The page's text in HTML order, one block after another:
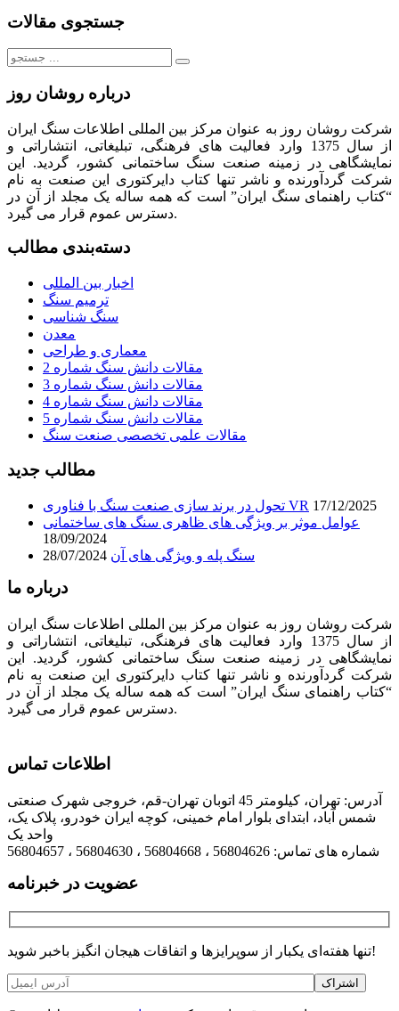
جستجوی مقالات
جستجو
درباره روشان روز
شرکت روشان روز به عنوان مرکز بین المللی اطلاعات سنگ ایران
از سال 1375 وارد فعالیت های فرهنگی، تبلیغاتی، انتشاراتی و
نمایشگاهی در زمینه صنعت سنگ ساختمانی کشور، گردید. این
شرکت گردآورنده و ناشر تنها کتاب دایرکتوری این صنعت به نام
“کتاب راهنمای سنگ ایران” است که همه ساله یک مجلد از آن در
دسترس عموم قرار می گیرد.
دسته‌بندی مطالب
اخبار بین المللی
ترمیم سنگ
سنگ شناسی
معدن
معماری و طراحی
مقالات دانش سنگ شماره 2
مقالات دانش سنگ شماره 3
مقالات دانش سنگ شماره 4
مقالات دانش سنگ شماره 5
مقالات علمی تخصصی صنعت سنگ
مطالب جدید
تحول در برند سازی صنعت سنگ با فناوری VR 17/12/2025
عوامل موثر بر ویژگی های ظاهری سنگ های ساختمانی
18/09/2024
سنگ پله و ویژگی های آن 28/07/2024
درباره ما
شرکت روشان روز به عنوان مرکز بین المللی اطلاعات سنگ ایران
از سال 1375 وارد فعالیت های فرهنگی، تبلیغاتی، انتشاراتی و
نمایشگاهی در زمینه صنعت سنگ ساختمانی کشور، گردید. این
شرکت گردآورنده و ناشر تنها کتاب دایرکتوری این صنعت به نام
“کتاب راهنمای سنگ ایران” است که همه ساله یک مجلد از آن در
دسترس عموم قرار می گیرد.
اطلاعات تماس
آدرس: تهران، کیلومتر 45 اتوبان تهران-قم، خروجی شهرک صنعتی
شمس آباد، ابتدای بلوار امام خمینی، کوچه ایران خودرو، پلاک یک،
واحد یک
شماره های تماس: 56804626 ، 56804668 ، 56804630 ، 56804657
عضویت در خبرنامه
تنها هفته‌ای یکبار از سوپرایزها و اتفاقات هیجان انگیز باخبر شوید!
اشتراک